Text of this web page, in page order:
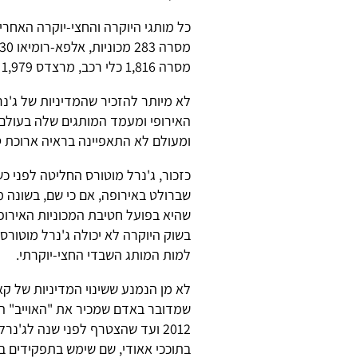
כל מותגי היוקרה והחצי-יוקרה
מסרה 1,816 כלי רכב, מרצדס 1,979 ואאודי 2,450.
לא מיותר להזכיר שהמדיניות של
האירופי ומעמד המותגים שלה
ומעולם לא התאפיינה בראיה ארוכת
כזכור, ג'נרל מוטורס החליטה
שברולט באירופה, אם כי שם, בשונה
שהיא בפועל חטיבת המכוניות
בשוק היוקרה לא יכולה ג'נרל
למות המותג השבדי החצי-יוקרתי.
לא מן הנמנע ששינוי המדיניות של
שמדובר באדם שמכיר את "האוייב"
2012 ועד שהצטרף לפני שנה
בתוככי אאודי, שם שימש בתפקידים